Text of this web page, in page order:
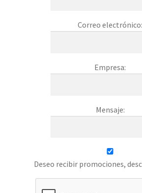
Correo electrónico:
Empresa:
Mensaje:
Deseo recibir promociones,